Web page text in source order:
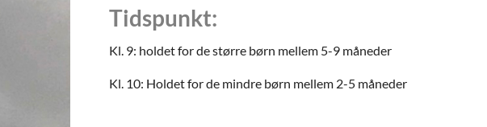
Tidspunkt:
Kl. 9: holdet for de større børn mellem 5-9 måneder
Kl. 10: Holdet for de mindre børn mellem 2-5 måneder